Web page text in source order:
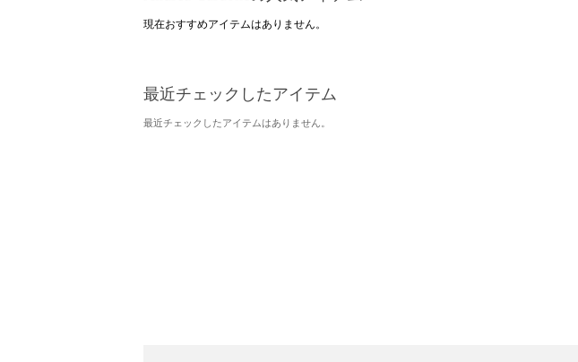
現在おすすめアイテムはありません。
最近チェックしたアイテム
最近チェックしたアイテムはありません。